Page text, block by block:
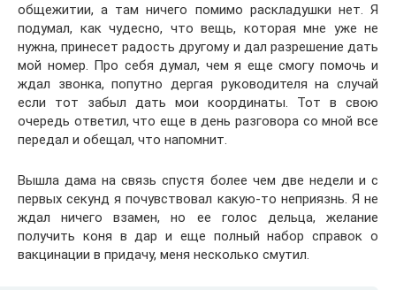
общежитии, а там ничего помимо раскладушки нет. Я
подумал, как чудесно, что вещь, которая мне уже не
нужна, принесет радость другому и дал разрешение дать
мой номер. Про себя думал, чем я еще смогу помочь и
ждал звонка, попутно дергая руководителя на случай
если тот забыл дать мои координаты. Тот в свою
очередь ответил, что еще в день разговора со мной все
передал и обещал, что напомнит.
Вышла дама на связь спустя более чем две недели и с
первых секунд я почувствовал какую-то неприязнь. Я не
ждал ничего взамен, но ее голос дельца, желание
получить коня в дар и еще полный набор справок о
вакцинации в придачу, меня несколько смутил.